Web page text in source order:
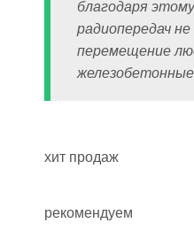
благодаря
радиопередач
перемещение
хит продаж
рекомендуем